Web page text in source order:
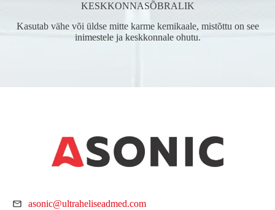
KESKKONNASÕBRALIK
Kasutab vähe või üldse mitte karme kemikaale, mistõttu on see
inimestele ja keskkonnale ohutu.
asonic@ultraheliseadmed.com